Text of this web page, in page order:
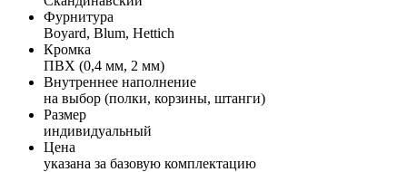
Фурнитура
Boyard, Blum, Hettich
Кромка
ПВХ (0,4 мм, 2 мм)
Внутреннее наполнение
на выбор (полки, корзины, штанги)
Размер
индивидуальный
Цена
указана за базовую комплектацию